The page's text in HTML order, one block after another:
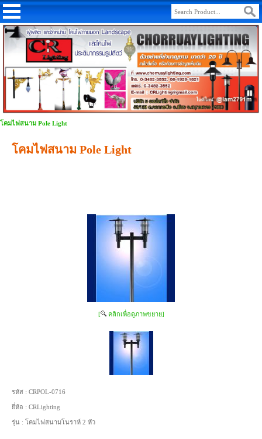
โคมไฟสนาม Pole Light
โคมไฟสนาม Pole Light
[ คลิกเพื่อดูภาพขยาย]
รหัส : CRPOL-0716
ยี่ห้อ : CRLighting
รุ่น : โคมไฟสนามโนราห์ 2 หัว